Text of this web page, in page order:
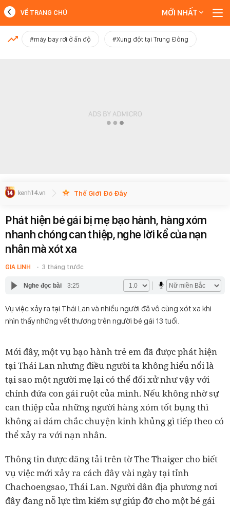
MỚI NHẤT
VỀ TRANG CHỦ MỚI NHẤT
#máy bay rơi ở ấn độ #Xung đột tại Trung Đông
Thế Giới Đó Đây
Phát hiện bé gái bị mẹ bạo hành, hàng xóm
nhanh chóng can thiệp, nghe lời kể của nạn
nhân mà xót xa
GIA LINH 3 tháng trước
Nghe đọc bài 3:25
Vụ việc xảy ra tại Thái Lan và nhiều người đã vô cùng xót xa khi
nhìn thấy những vết thương trên người bé gái 13 tuổi.
Mới đây, một vụ bạo hành trẻ em đã được phát hiện
tại Thái Lan nhưng điều người ta không hiểu nổi là
tại sao một người mẹ lại có thể đối xử như vậy với
chính đứa con gái ruột của mình. Nếu không nhờ sự
can thiệp của những người hàng xóm tốt bụng thì
không ai dám chắc chuyện kinh khủng gì tiếp theo có
thể xảy ra với nạn nhân.
Thông tin được đăng tải trên tờ The Thaiger cho biết
vụ việc mới xảy ra cách đây vài ngày tại tỉnh
Chachoengsao, Thái Lan. Người dân địa phương nơi
đây đang nỗ lực tìm kiếm sự giúp đỡ cho một bé gái